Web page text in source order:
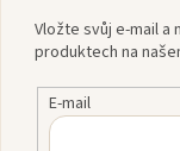
Vložte svůj e-mail a
produktech na
E-mail